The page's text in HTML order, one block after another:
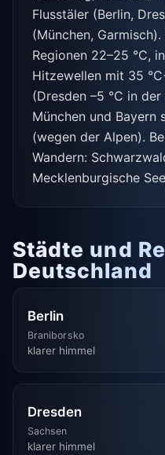
Flusstäler (Berlin,
(München,
Regionen 22–25 °C,
Hitzewellen mit 35
(Dresden –5 °C in
München und Bayern
(wegen der Alpen).
Wandern:
Mecklenburgische
Städte und
Deutschland
Berlin
Braniborsko
klarer himmel
Dresden
Sachsen
klarer himmel